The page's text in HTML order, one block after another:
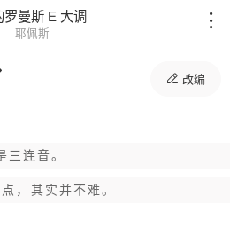
罗曼斯 E 大调
耶佩斯

 改编
三连音。
，其实并不难。